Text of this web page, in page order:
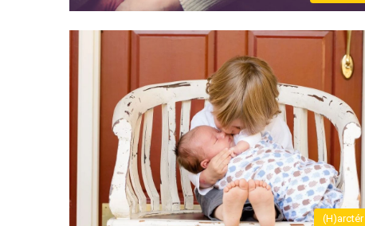
(H)arctér